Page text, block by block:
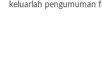
keluarlah pengumuman